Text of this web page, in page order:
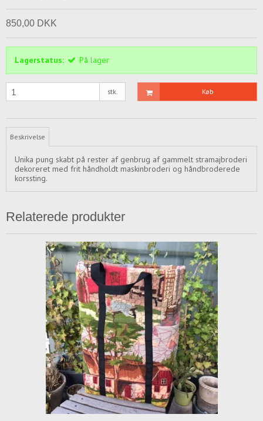
850,00 DKK
Lagerstatus: På lager
stk. Køb
Beskrivelse
Unika pung skabt på rester af genbrug af gammelt stramajbroderi
dekoreret med frit håndholdt maskinbroderi og håndbroderede
korssting.
Relaterede produkter